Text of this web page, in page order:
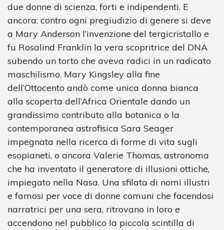
due donne di scienza, forti e indipendenti. E
ancora: contro ogni pregiudizio di genere si deve
a Mary Anderson l’invenzione del tergicristallo e
fu Rosalind Franklin la vera scopritrice del DNA
subendo un torto che aveva radici in un radicato
maschilismo. Mary Kingsley alla fine
dell’Ottocento andò come unica donna bianca
alla scoperta dell’Africa Orientale dando un
grandissimo contributo alla botanica o la
contemporanea astrofisica Sara Seager
impegnata nella ricerca di forme di vita sugli
esopianeti, o ancora Valerie Thomas, astronoma
che ha inventato il generatore di illusioni ottiche,
impiegato nella Nasa. Una sfilata di nomi illustri
e famosi per voce di donne comuni che facendosi
narratrici per una sera, ritrovano in loro e
accendono nel pubblico la piccola scintilla di